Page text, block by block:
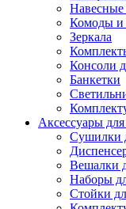
Комоды и
Зеркала
Консоли
Банкетки
Аксессуары
Сушилки
Вешалки
Наборы
Стойки